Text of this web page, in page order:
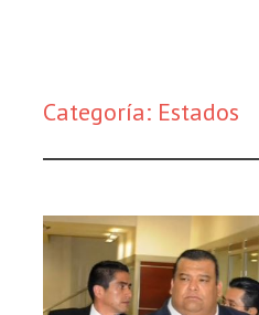
Categoría: Estados